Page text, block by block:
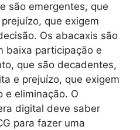
são emergentes, que
que exigem
Os abacaxis são
baixa participação e
que são decadentes,
e prejuízo, que exigem
e eliminação. O
digital deve saber
para fazer uma